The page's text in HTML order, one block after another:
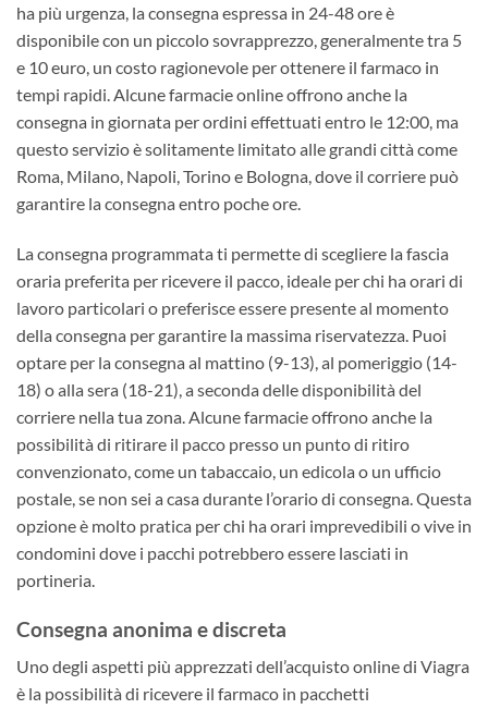
ha più urgenza, la consegna espressa in 24-48 ore è
disponibile con un piccolo sovrapprezzo, generalmente tra 5
e 10 euro, un costo ragionevole per ottenere il farmaco in
tempi rapidi. Alcune farmacie online offrono anche la
consegna in giornata per ordini effettuati entro le 12:00, ma
questo servizio è solitamente limitato alle grandi città come
Roma, Milano, Napoli, Torino e Bologna, dove il corriere può
garantire la consegna entro poche ore.
La consegna programmata ti permette di scegliere la fascia
oraria preferita per ricevere il pacco, ideale per chi ha orari di
lavoro particolari o preferisce essere presente al momento
della consegna per garantire la massima riservatezza. Puoi
optare per la consegna al mattino (9-13), al pomeriggio (14-
18) o alla sera (18-21), a seconda delle disponibilità del
corriere nella tua zona. Alcune farmacie offrono anche la
possibilità di ritirare il pacco presso un punto di ritiro
convenzionato, come un tabaccaio, un edicola o un ufficio
postale, se non sei a casa durante l’orario di consegna. Questa
opzione è molto pratica per chi ha orari imprevedibili o vive in
condomini dove i pacchi potrebbero essere lasciati in
portineria.
Consegna anonima e discreta
Uno degli aspetti più apprezzati dell’acquisto online di Viagra
è la possibilità di ricevere il farmaco in pacchetti